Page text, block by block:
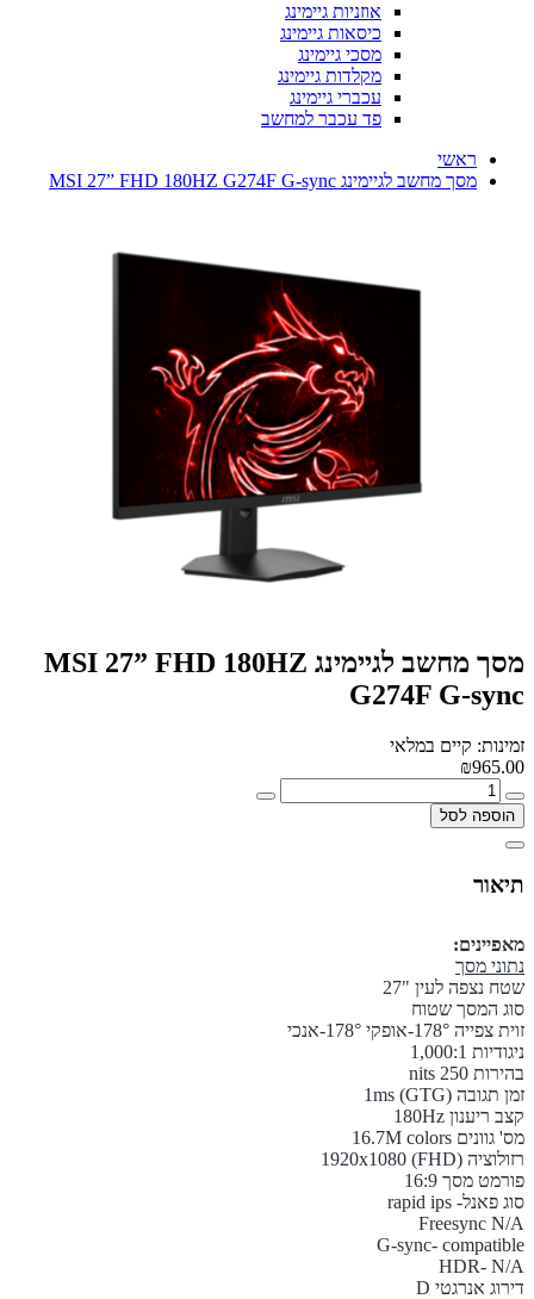
אוזניות גיימינג
כיסאות גיימינג
מסכי גיימינג
מקלדות גיימינג
עכברי גיימינג
פד עכבר למחשב
ראשי
מסך מחשב לגיימינג MSI 27” FHD 180HZ G274F G-sync
מסך מחשב לגיימינג MSI 27” FHD 180HZ
G274F G-sync
זמינות: קיים במלאי
₪965.00
הוספה לסל
תיאור
מאפיינים:
נתוני מסך
שטח נצפה לעין "27
סוג המסך שטוח
זוית צפייה 178°-אופקי 178°-אנכי
ניגודיות 1,000:1
בהירות 250 nits
זמן תגובה 1ms (GTG)
קצב ריענון 180Hz
מס' גוונים 16.7M colors
רזולוציה 1920x1080 (FHD)
פורמט מסך 16:9
סוג פאנל- rapid ips
Freesync N/A
G-sync- compatible
HDR- N/A
דירוג אנרגטי D